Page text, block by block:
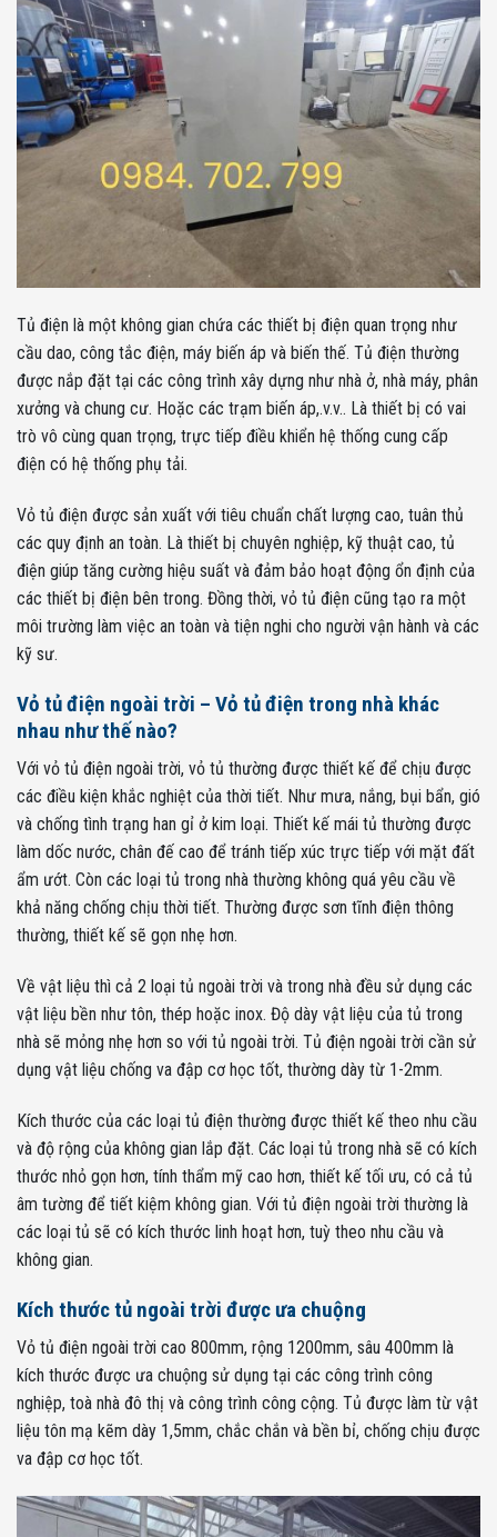
Tủ điện là một không gian chứa các thiết bị điện quan trọng như
cầu dao, công tắc điện, máy biến áp và biến thế. Tủ điện thường
được nắp đặt tại các công trình xây dựng như nhà ở, nhà máy, phân
xưởng và chung cư. Hoặc các trạm biến áp,.v.v.. Là thiết bị có vai
trò vô cùng quan trọng, trực tiếp điều khiển hệ thống cung cấp
điện có hệ thống phụ tải.
Vỏ tủ điện được sản xuất với tiêu chuẩn chất lượng cao, tuân thủ
các quy định an toàn. Là thiết bị chuyên nghiệp, kỹ thuật cao, tủ
điện giúp tăng cường hiệu suất và đảm bảo hoạt động ổn định của
các thiết bị điện bên trong. Đồng thời, vỏ tủ điện cũng tạo ra một
môi trường làm việc an toàn và tiện nghi cho người vận hành và các
kỹ sư.
Vỏ tủ điện ngoài trời – Vỏ tủ điện trong nhà khác
nhau như thế nào?
Với vỏ tủ điện ngoài trời, vỏ tủ thường được thiết kế để chịu được
các điều kiện khắc nghiệt của thời tiết. Như mưa, nắng, bụi bẩn, gió
và chống tình trạng han gỉ ở kim loại. Thiết kế mái tủ thường được
làm dốc nước, chân đế cao để tránh tiếp xúc trực tiếp với mặt đất
ẩm ướt. Còn các loại tủ trong nhà thường không quá yêu cầu về
khả năng chống chịu thời tiết. Thường được sơn tĩnh điện thông
thường, thiết kế sẽ gọn nhẹ hơn.
Về vật liệu thì cả 2 loại tủ ngoài trời và trong nhà đều sử dụng các
vật liệu bền như tôn, thép hoặc inox. Độ dày vật liệu của tủ trong
nhà sẽ mỏng nhẹ hơn so với tủ ngoài trời. Tủ điện ngoài trời cần sử
dụng vật liệu chống va đập cơ học tốt, thường dày từ 1-2mm.
Kích thước của các loại tủ điện thường được thiết kế theo nhu cầu
và độ rộng của không gian lắp đặt. Các loại tủ trong nhà sẽ có kích
thước nhỏ gọn hơn, tính thẩm mỹ cao hơn, thiết kế tối ưu, có cả tủ
âm tường để tiết kiệm không gian. Với tủ điện ngoài trời thường là
các loại tủ sẽ có kích thước linh hoạt hơn, tuỳ theo nhu cầu và
không gian.
Kích thước tủ ngoài trời được ưa chuộng
Vỏ tủ điện ngoài trời cao 800mm, rộng 1200mm, sâu 400mm là
kích thước được ưa chuộng sử dụng tại các công trình công
nghiệp, toà nhà đô thị và công trình công cộng. Tủ được làm từ vật
liệu tôn mạ kẽm dày 1,5mm, chắc chắn và bền bỉ, chống chịu được
va đập cơ học tốt.